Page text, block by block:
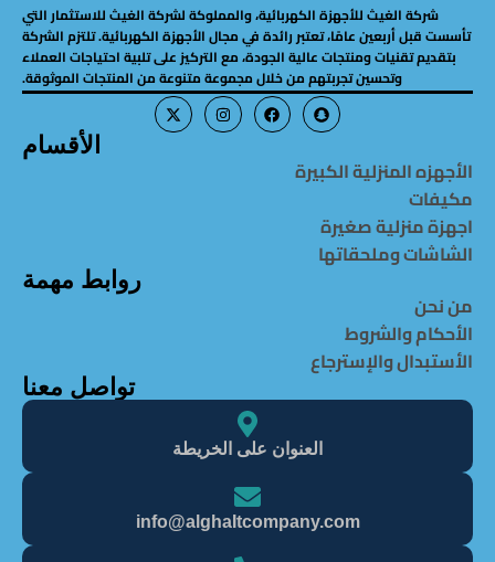
شركة الغيث للأجهزة الكهربائية، والمملوكة لشركة الغيث للاستثمار التي
تأسست قبل أربعين عامًا، تعتبر رائدة في مجال الأجهزة الكهربائية. تلتزم الشركة
بتقديم تقنيات ومنتجات عالية الجودة، مع التركيز على تلبية احتياجات العملاء
وتحسين تجربتهم من خلال مجموعة متنوعة من المنتجات الموثوقة.
الأقسام
الأجهزه المنزلية الكبيرة
مكيفات
اجهزة منزلية صغيرة
الشاشات وملحقاتها
روابط مهمة
من نحن
الأحكام والشروط
الأستبدال والإسترجاع
تواصل معنا
العنوان على الخريطة
info@alghaItcompany.com